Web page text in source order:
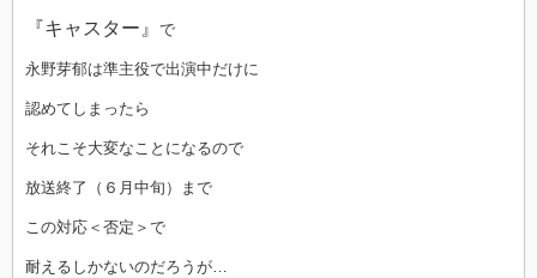
『キャスター』 で
永野芽郁は準主役で出演中だけに
認めてしまったら
それこそ大変なことになるので
放送終了（６月中旬）まで
この対応＜否定＞で
耐えるしかないのだろうが…